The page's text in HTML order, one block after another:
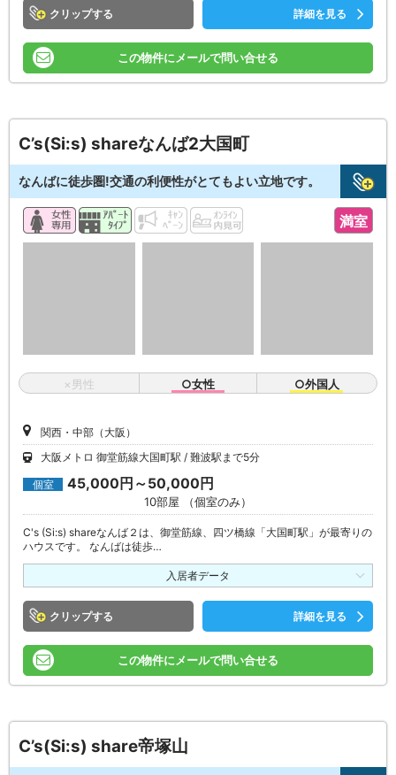
クリップ 詳細を見る
この物件にメールで問い合せる
C’s(Si:s) shareなんば2大国町
なんばに徒歩圏!交通の利便性がとてもよい立地です。
満室
×男性 ○女性 ○外国人
関西・中部（大阪）
大阪メトロ 御堂筋線大国町駅
難波駅まで5分
個室 45,000円～50,000円
10部屋 （個室のみ）
C's (Si:s) shareなんば２は、御堂筋線、四ツ橋線「大国町駅」が最寄りの
ハウスです。 なんばは徒歩…
入居者データ
クリップ 詳細を見る
この物件にメールで問い合せる
C’s(Si:s) share帝塚山